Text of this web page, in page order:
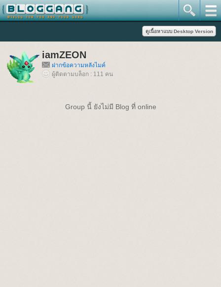
iamZEON
ฝากข้อความหลังไมค์
ผู้ติดตามบล็อก : 111 คน
Group นี้ ยังไม่มี Blog ที่ online